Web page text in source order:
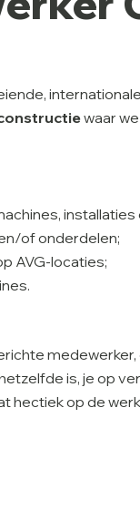
waar
of onderdelen;
AVG-locaties;
is, je op
op de